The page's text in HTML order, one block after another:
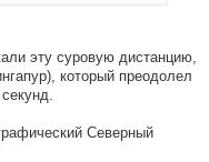
эту суровую дистанцию,
который преодолел
Северный